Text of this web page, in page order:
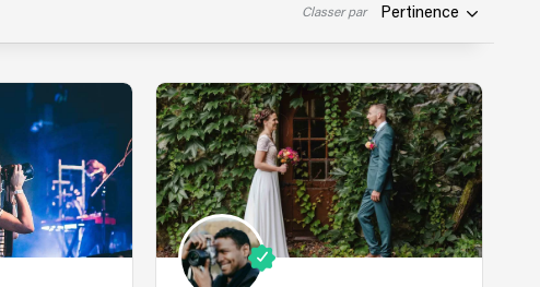
Classer par Pertinence